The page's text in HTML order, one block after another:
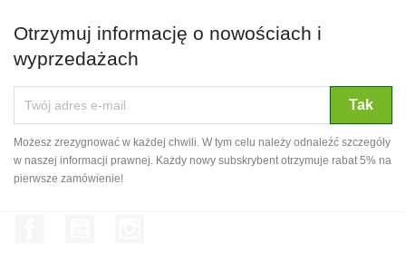
Otrzymuj informację o nowościach i
wyprzedażach
Możesz zrezygnować w każdej chwili. W tym celu należy odnaleźć szczegóły
w naszej informacji prawnej. Każdy nowy subskrybent otrzymuje rabat 5% na
pierwsze zamówienie!